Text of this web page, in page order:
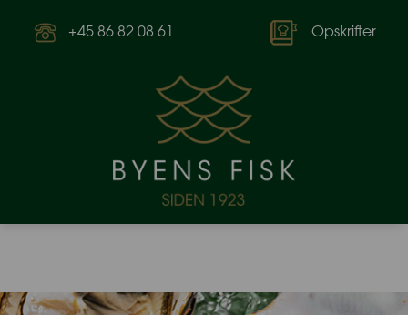
+45 86 82 08 61 Opskrifter